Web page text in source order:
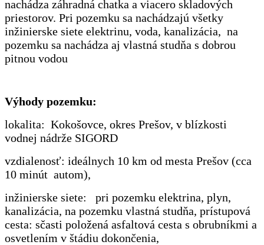
nachádza záhradná chatka a viacero skladových
priestorov. Pri pozemku sa nachádzajú všetky
inžinierske siete elektrinu, voda, kanalizácia, na
pozemku sa nachádza aj vlastná studňa s dobrou
pitnou vodou
Výhody pozemku:
lokalita: Kokošovce, okres Prešov, v blízkosti
vodnej nádrže SIGORD
vzdialenosť: ideálnych 10 km od mesta Prešov (cca
10 minút autom),
inžinierske siete: pri pozemku elektrina, plyn,
kanalizácia, na pozemku vlastná studňa, prístupová
cesta: sčasti položená asfaltová cesta s obrubníkmi a
osvetlením v štádiu dokončenia,